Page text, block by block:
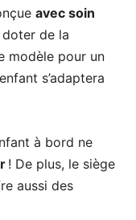
avec soin
doter de la
modèle pour un
s’adaptera
à bord ne
! De plus, le siège
aussi des